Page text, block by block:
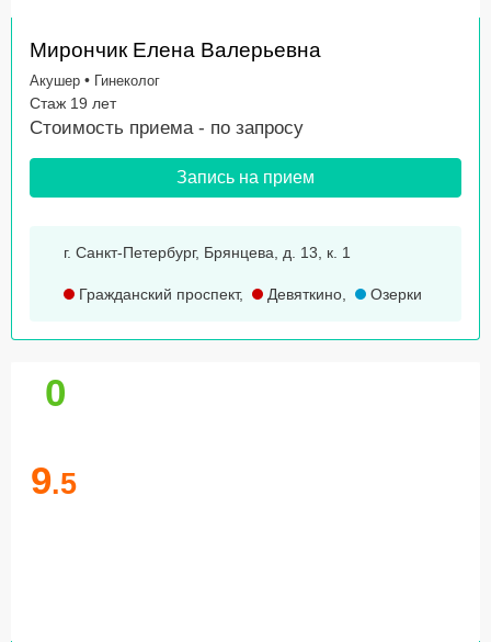
Мирончик Елена Валерьевна
Акушер • Гинеколог
Стаж 19 лет
Стоимость приема - по запросу
Запись на прием
г. Санкт-Петербург, Брянцева, д. 13, к. 1
Гражданский проспект, Девяткино, Озерки
0
9.5